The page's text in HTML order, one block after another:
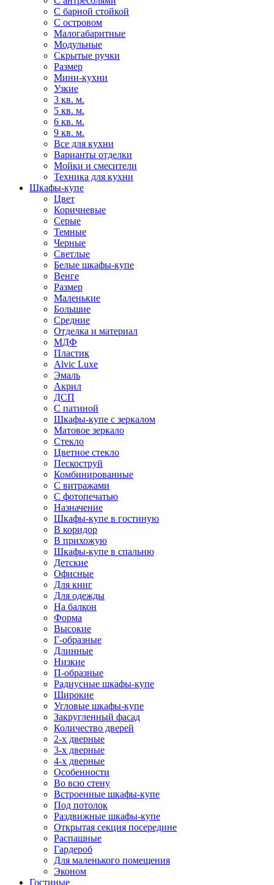
С барной стойкой
С островом
Малогабаритные
Модульные
Скрытые ручки
Размер
Мини-кухни
Узкие
3 кв. м.
5 кв. м.
6 кв. м.
9 кв. м.
Все для кухни
Варианты отделки
Мойки и смесители
Техника для кухни
Шкафы-купе
Цвет
Коричневые
Серые
Темные
Черные
Светлые
Белые шкафы-купе
Венге
Размер
Маленькие
Большие
Средние
Отделка и материал
МДФ
Пластик
Alvic Luxe
Эмаль
Акрил
ДСП
С патиной
Шкафы-купе с зеркалом
Матовое зеркало
Стекло
Цветное стекло
Пескоструй
Комбинированные
С витражами
С фотопечатью
Назначение
Шкафы-купе в гостиную
В коридор
В прихожую
Шкафы-купе в спальню
Детские
Офисные
Для книг
Для одежды
На балкон
Форма
Высокие
Г-образные
Длинные
Низкие
П-образные
Радиусные шкафы-купе
Широкие
Угловые шкафы-купе
Закругленный фасад
Количество дверей
2-х дверные
3-х дверные
4-х дверные
Особенности
Во всю стену
Встроенные шкафы-купе
Под потолок
Раздвижные шкафы-купе
Открытая секция посередине
Распашные
Гардероб
Для маленького помещения
Эконом
Гостиные